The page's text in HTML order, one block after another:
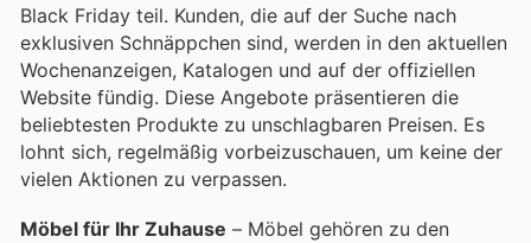
Black Friday teil. Kunden, die auf der Suche nach
exklusiven Schnäppchen sind, werden in den aktuellen
Wochenanzeigen, Katalogen und auf der offiziellen
Website fündig. Diese Angebote präsentieren die
beliebtesten Produkte zu unschlagbaren Preisen. Es
lohnt sich, regelmäßig vorbeizuschauen, um keine der
vielen Aktionen zu verpassen.
Möbel für Ihr Zuhause – Möbel gehören zu den